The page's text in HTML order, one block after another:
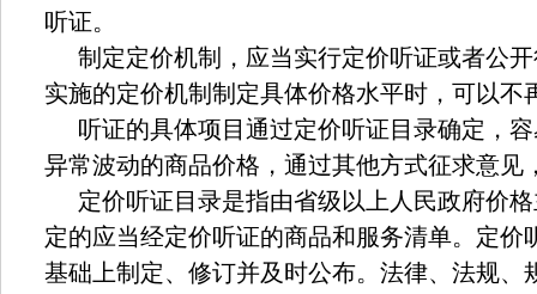
听证。
制定定价机制，应当实行定价听证或者公
实施的定价机制制定具体价格水平时，可以不
听证的具体项目通过定价听证目录确定，
异常波动的商品价格，通过其他方式征求意见
定价听证目录是指由省级以上人民政府价
定的应当经定价听证的商品和服务清单。定价
基础上制定、修订并及时公布。法律、法规、